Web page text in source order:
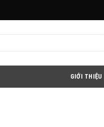
GIỚI THIỆU